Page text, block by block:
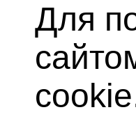
Для